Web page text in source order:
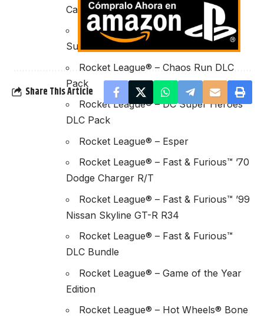
Car Pack
Rocket League® – Batman v
Superman: Dawn of Ju…
Rocket League® – Chaos Run DLC
Pack
Rocket League® – DC Super Heroes
DLC Pack
Rocket League® – Esper
Rocket League® – Fast & Furious™ ’70
Dodge Charger R/T
Rocket League® – Fast & Furious™ ’99
Nissan Skyline GT-R R34
Rocket League® – Fast & Furious™
DLC Bundle
Rocket League® – Game of the Year
Edition
Rocket League® – Hot Wheels® Bone
Share This Article